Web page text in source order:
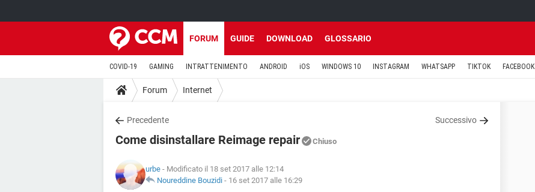
FORUM GUIDE DOWNLOAD GLOSSARIO
COVID-19 GAMING INTRATTENIMENTO ANDROID iOS WINDOWS 10 INSTAGRAM WHATSAPP TIKTOK FACEBOOK
Forum Internet
Precedente Successivo
Come disinstallare Reimage repair Chiuso
urbe - Modificato il 18 set 2017 alle 12:14
Noureddine Bouzidi - 16 set 2017 alle 16:29